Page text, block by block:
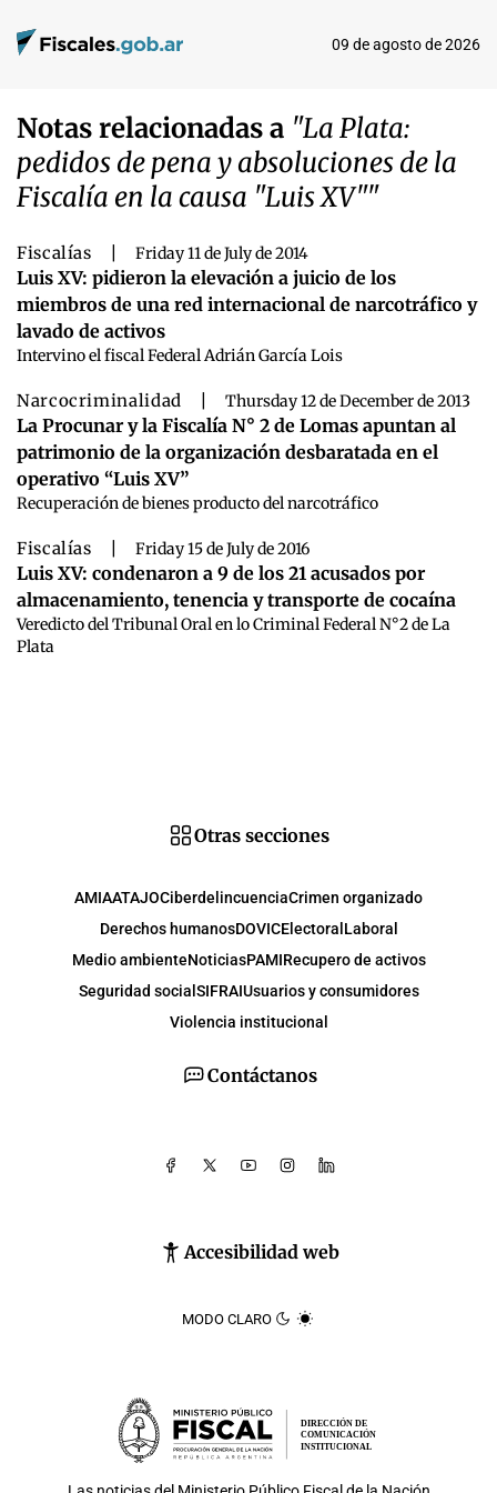
09 de agosto de 2026
Notas relacionadas a "La Plata:
pedidos de pena y absoluciones de la
Fiscalía en la causa "Luis XV""
Fiscalías Friday 11 de July de 2014
Luis XV: pidieron la elevación a juicio de los
miembros de una red internacional de narcotráfico y
lavado de activos
Intervino el fiscal Federal Adrián García Lois
Narcocriminalidad Thursday 12 de December de 2013
La Procunar y la Fiscalía N° 2 de Lomas apuntan al
patrimonio de la organización desbaratada en el
operativo “Luis XV”
Recuperación de bienes producto del narcotráfico
Fiscalías Friday 15 de July de 2016
Luis XV: condenaron a 9 de los 21 acusados por
almacenamiento, tenencia y transporte de cocaína
Veredicto del Tribunal Oral en lo Criminal Federal N°2 de La
Plata
Contáctanos
Accesibilidad web
MODO CLARO
Otras secciones
AMIAATAJOCiberdelincuenciaCrimen organizado
Derechos humanosDOVICElectoral Laboral
Medio ambienteNoticiasPAMIRecupero de activos
Seguridad social SIFRAIUsuarios y consumidores
Violencia institucional
DIRECCIÓN DE
COMUNICACIÓN
INSTITUCIONAL